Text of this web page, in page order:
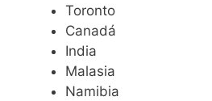
Toronto
Canadá
India
Malasia
Namibia